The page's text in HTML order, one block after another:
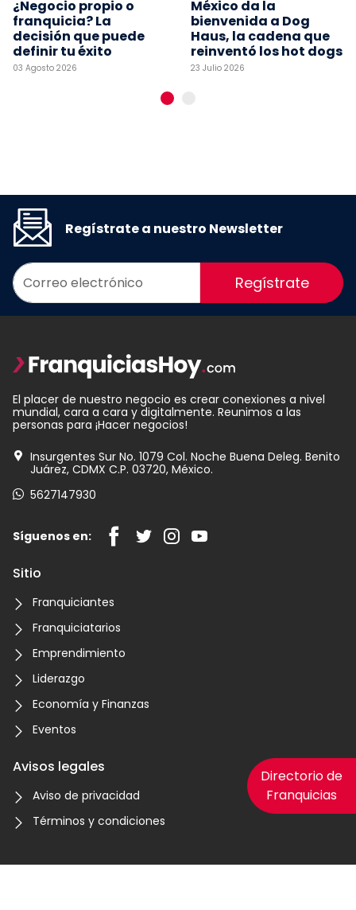
¿Negocio propio o
franquicia? La
decisión que puede
definir tu éxito
03 Agosto 2026
México da la
bienvenida a Dog
Haus, la cadena que
reinventó los hot dogs
23 Julio 2026
Directorio de
Franquicias
Regístrate a nuestro Newsletter
Regístrate
El placer de nuestro negocio es crear conexiones a nivel
mundial, cara a cara y digitalmente. Reunimos a las
personas para ¡Hacer negocios!
Insurgentes Sur No. 1079 Col. Noche Buena Deleg. Benito
Juárez, CDMX C.P. 03720, México.
5627147930
Síguenos en:
Sitio
Franquiciantes
Franquiciatarios
Emprendimiento
Liderazgo
Economía y Finanzas
Eventos
Avisos legales
Aviso de privacidad
Términos y condiciones